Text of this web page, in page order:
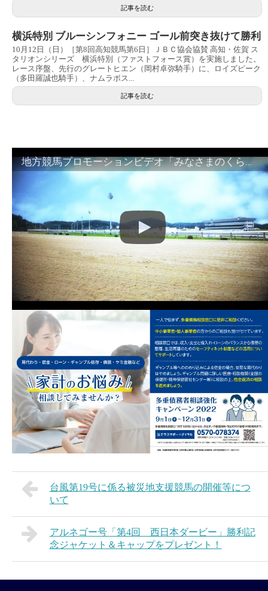
記事を読む
横浜特別 ブルーシンフォニー ゴール前突き抜けて勝利
10月12日（日）［第8回高知競馬第6日］ＪＢＣ協会協賛 高知・佐賀 ス
タリオンシリーズ 横浜特別（ファストフォース賞）を実施しました。
レース序盤、先行のグレートヒエン（岡村卓弥騎手）に、ロイズピーク
（多田羅誠也騎手）、ナムラボス...
記事を読む
地方競馬プロモーションビデオ「みなさまのくらしのために」30秒篇｜NAR公式
台風第19号に係る被災地支援競馬の開催等につ
いて
アルネゴー号「第4回 西日本ダービー」勝利記
念ジャケット＆キャップをプレゼント！